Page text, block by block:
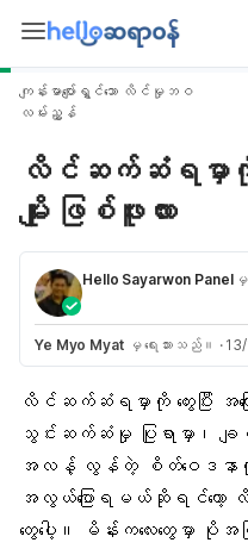
ကျန်းမာပျော်ရွှင်သော လိင်မှုဘဝ
လမ်းညွှန်
လိင်ဆက်ဆံရမှာကို တွ
မျိုး ဖြစ်ဖူးလား
Hello Sayarwon Panelမှ
Ye Myo Myatမှ ရေးသားသည်။ ·
လိင်ဆက်ဆံရမှာကို တွေးပြီး အကြ
သွင်းဆက်ဆံမှု ပြုရာမှာ၊ ချစ်
အလန့် လွန်တဲ့ စိတ်ဝေဒနာ
အလွယ်ပြောရမယ်ဆိုရင်တော့
တွေပေါ့။ မိန်းကလေးတွေမှာ ပိုအဖြစ်